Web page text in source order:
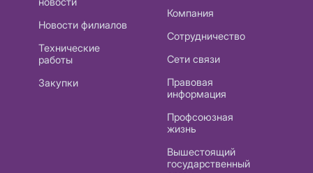
Новости филиалов
Технические
работы
Закупки
Компания
Сотрудничество
Сети связи
Правовая
информация
Профсоюзная
жизнь
Вышестоящий
государственный